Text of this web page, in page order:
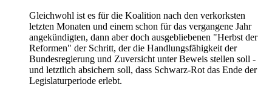
Gleichwohl ist es für die Koalition nach den verkorksten
letzten Monaten und einem schon für das vergangene Jahr
angekündigten, dann aber doch ausgebliebenen "Herbst der
Reformen" der Schritt, der die Handlungsfähigkeit der
Bundesregierung und Zuversicht unter Beweis stellen soll -
und letztlich absichern soll, dass Schwarz-Rot das Ende der
Legislaturperiode erlebt.